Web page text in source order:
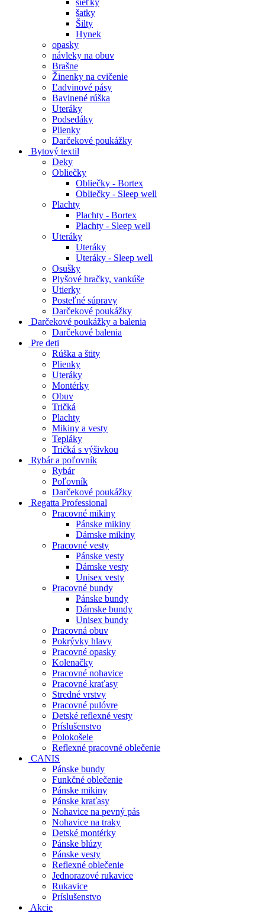
šatky
Šilty
Hynek
opasky
návleky na obuv
Brašne
Žinenky na cvičenie
Ľadvinové pásy
Bavlnené rúška
Uteráky
Podsedáky
Plienky
Darčekové poukážky
Bytový textil
Deky
Obliečky
Obliečky - Bortex
Obliečky - Sleep well
Plachty
Plachty - Bortex
Plachty - Sleep well
Uteráky
Uteráky
Uteráky - Sleep well
Osušky
Plyšové hračky, vankúše
Utierky
Posteľné súpravy
Darčekové poukážky
Darčekové poukážky a balenia
Darčekové balenia
Pre deti
Rúška a štity
Plienky
Uteráky
Montérky
Obuv
Tričká
Plachty
Mikiny a vesty
Tepláky
Tričká s výšivkou
Rybár a poľovník
Rybár
Poľovník
Darčekové poukážky
Regatta Professional
Pracovné mikiny
Pánske mikiny
Dámske mikiny
Pracovné vesty
Pánske vesty
Dámske vesty
Unisex vesty
Pracovné bundy
Pánske bundy
Dámske bundy
Unisex bundy
Pracovná obuv
Pokrývky hlavy
Pracovné opasky
Kolenačky
Pracovné nohavice
Pracovné kraťasy
Stredné vrstvy
Pracovné pulóvre
Detské reflexné vesty
Príslušenstvo
Polokošele
Reflexné pracovné oblečenie
CANIS
Pánske bundy
Funkčné oblečenie
Pánske mikiny
Pánske kraťasy
Nohavice na pevný pás
Nohavice na traky
Detské montérky
Pánske blúzy
Pánske vesty
Reflexné oblečenie
Jednorazové rukavice
Rukavice
Príslušenstvo
Akcie